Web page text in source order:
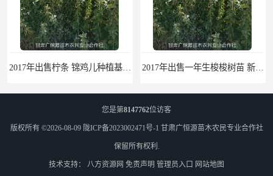
您是第8147762位访客
版权所有 ©2026-08-09 陇ICP备2023002471号-1 甘肃广恒源苗木农民专业合作社
保留所有权利.
技术支持： 八方资源网 免责声明 管理员入口 网站地图